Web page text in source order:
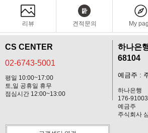
리뷰 견적문의 My
CS CENTER
02-6743-5001
평일 10:00~17:00
토,일 공휴일 휴무
점심시간 12:00~13:00
하나은
68104
예금주 :
하나은행
176-
예금주
주식회사